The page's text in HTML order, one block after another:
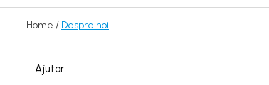
Caiace de ape repezi (whitewater)
Caiace de tură și de mare
Caiace de competiție-club
Home / Despre noi
Ajutor